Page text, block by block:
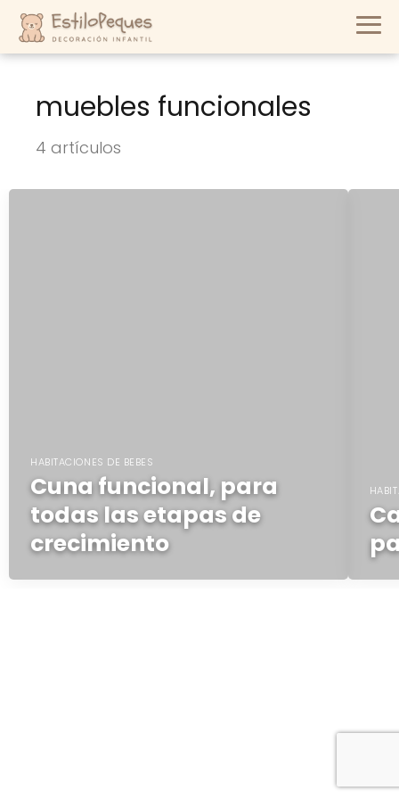
muebles funcionales
4 artículos
HABITACIONES DE BEBES
Cuna funcional, para
todas las etapas de
crecimiento